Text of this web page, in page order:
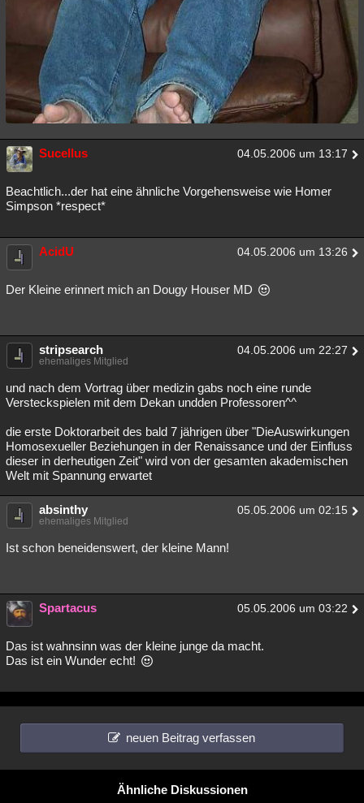
Sucellus 04.05.2006 um 13:17
Beachtlich...der hat eine ähnliche Vorgehensweise wie Homer
Simpson *respect*
AcidU 04.05.2006 um 13:26
Der Kleine erinnert mich an Dougy Houser MD
stripsearch 04.05.2006 um 22:27
ehemaliges Mitglied
und nach dem Vortrag über medizin gabs noch eine runde
Versteckspielen mit dem Dekan undden Professoren^^
die erste Doktorarbeit des bald 7 jährigen über "DieAuswirkungen
Homosexueller Beziehungen in der Renaissance und der Einfluss
dieser in derheutigen Zeit" wird von der gesamten akademischen
Welt mit Spannung erwartet
absinthy 05.05.2006 um 02:15
ehemaliges Mitglied
Ist schon beneidenswert, der kleine Mann!
Spartacus 05.05.2006 um 03:22
Das ist wahnsinn was der kleine junge da macht.
Das ist ein Wunder echt!
neuen Beitrag verfassen
Ähnliche Diskussionen